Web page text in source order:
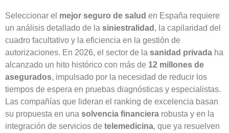
Seleccionar el mejor seguro de salud en España requiere
un análisis detallado de la siniestralidad , la capilaridad del
cuadro facultativo y la eficiencia en la gestión de
autorizaciones. En 2026, el sector de la sanidad privada ha
alcanzado un hito histórico con más de 12 millones de
asegurados, impulsado por la necesidad de reducir los
tiempos de espera en pruebas diagnósticas y especialistas.
Las compañías que lideran el ranking de excelencia basan
su propuesta en una solvencia financiera robusta y en la
integración de servicios de telemedicina, que ya resuelven